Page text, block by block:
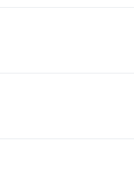
você pode gerar de
não te